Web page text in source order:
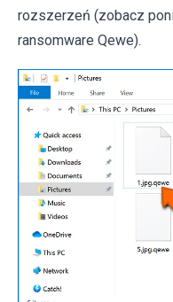
rozszerzeń (zobacz
ransomware Qewe).